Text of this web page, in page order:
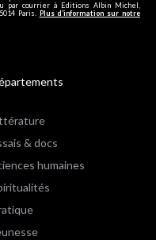
par courrier à Editions Albin Michel,
Paris. Plus d’information sur notre
& docs
humaines